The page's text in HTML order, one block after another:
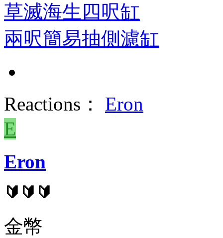
草滅海生四呎缸
兩呎簡易抽側濾缸
Reactions：
Eron
E
Eron
🔰🔰🔰
金幣